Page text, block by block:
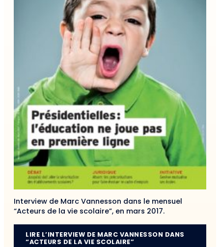
Interview de Marc Vannesson dans le mensuel
“Acteurs de la vie scolaire”, en mars 2017.
LIRE L’INTERVIEW DE MARC VANNESSON DANS
“ACTEURS DE LA VIE SCOLAIRE”